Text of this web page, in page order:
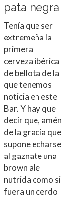
pata negra
Tenía que ser
extremeña la
primera
cerveza ibérica
de bellota de la
que tenemos
noticia en este
Bar. Y hay que
decir que, amén
de la gracia que
supone echarse
al gaznate una
brown ale
nutrida como si
fuera un cerdo